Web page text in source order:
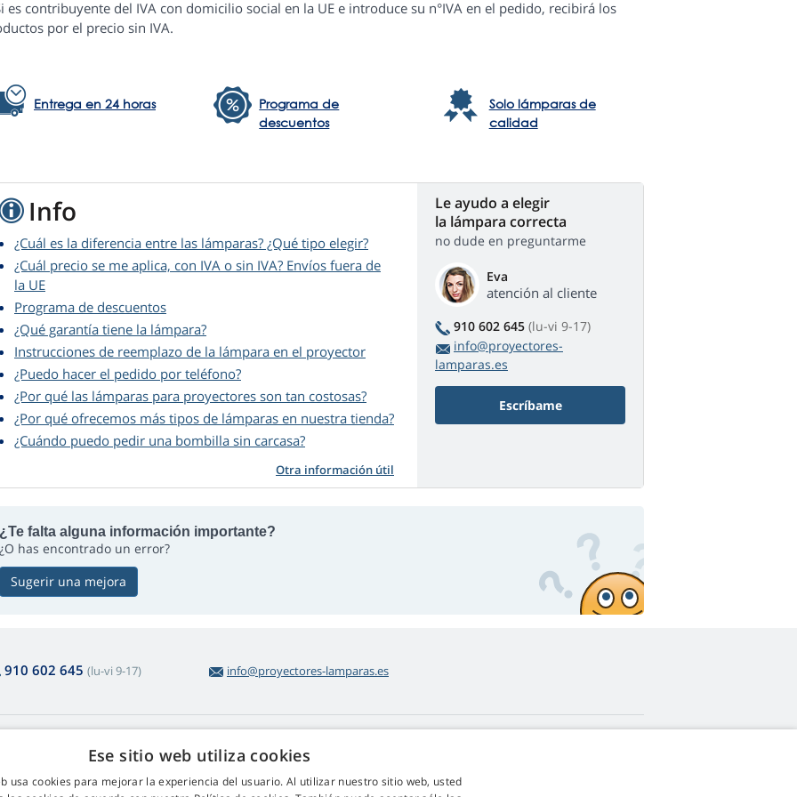
es contribuyente del IVA con domicilio social en la UE e introduce su n°IVA en el pedido, recibirá los
por el precio sin IVA.
Entrega en 24 horas
Programa de
descuentos
Solo lámparas de
calidad
Info
¿Cuál es la diferencia entre las lámparas? ¿Qué tipo elegir?
¿Cuál precio se me aplica, con IVA o sin IVA? Envíos fuera de
la UE
Programa de descuentos
¿Qué garantía tiene la lámpara?
Instrucciones de reemplazo de la lámpara en el proyector
¿Puedo hacer el pedido por teléfono?
¿Por qué las lámparas para proyectores son tan costosas?
¿Por qué ofrecemos más tipos de lámparas en nuestra tienda?
¿Cuándo puedo pedir una bombilla sin carcasa?
Otra información útil
Le ayudo a elegir
la lámpara correcta
no dude en preguntarme
Eva
atención al cliente
910 602 645 (lu-vi 9-17)
info@proyectores-
lamparas.es
Escríbame
¿Te falta alguna información importante?
¿O has encontrado un error?
Sugerir una mejora
910 602 645 (lu-vi 9-17) info@proyectores-lamparas.es
y reclamaciones
sencilla de productos
Contacto
GDRP
Ese sitio web utiliza cookies
usa cookies para mejorar la experiencia del usuario. Al utilizar nuestro sitio web, usted